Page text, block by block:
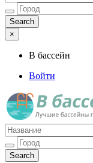
×
В бассейн
Войти
Лучшие бассейны